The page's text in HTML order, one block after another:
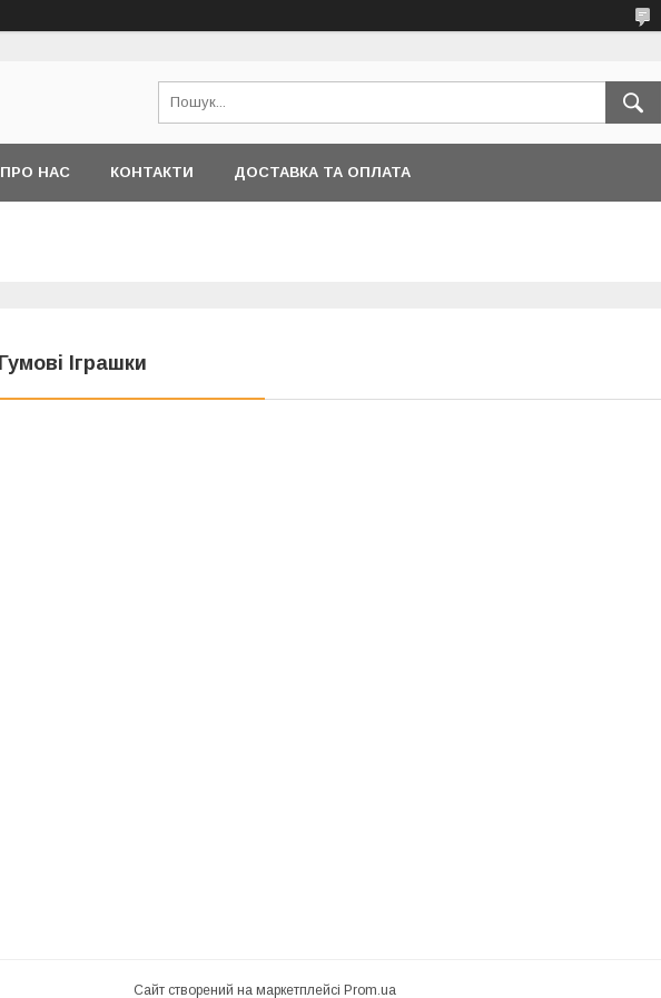
ПРО НАС КОНТАКТИ ДОСТАВКА ТА ОПЛАТА
Гумові Іграшки
Сайт створений на маркетплейсі Prom.ua